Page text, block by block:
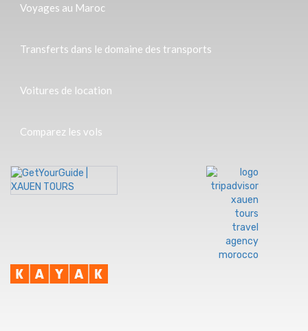
Voyages au Maroc
Transferts dans le domaine des transports
Voitures de location
Comparez les vols